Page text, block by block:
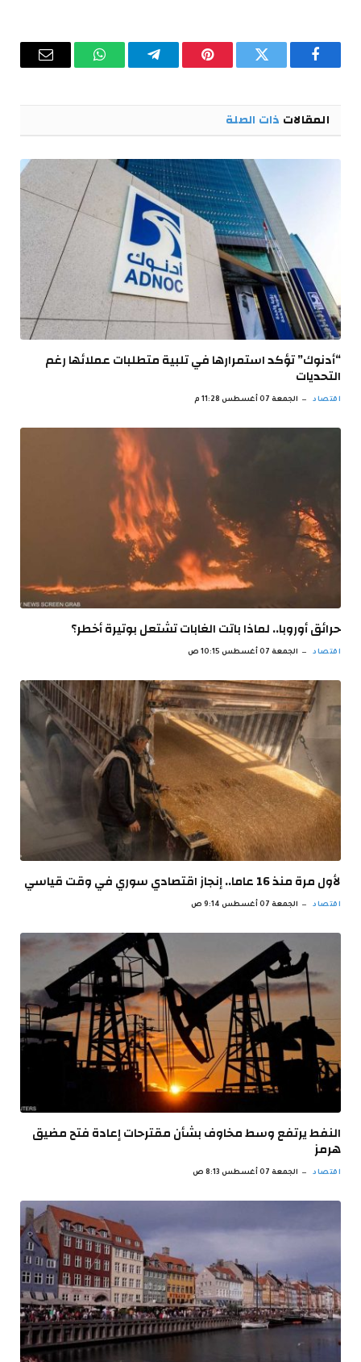
فيسبوك تويتر بينتيريستتيلقرام واتساب البريد
المقالات ذات الصلة
“أدنوك” تؤكد استمرارها في تلبية متطلبات عملائها رغم
التحديات
اقتصاد الجمعة 07 أغسطس 11:28 م
حرائق أوروبا.. لماذا باتت الغابات تشتعل بوتيرة أخطر؟
اقتصاد الجمعة 07 أغسطس 10:15 ص
لأول مرة منذ 16 عاما.. إنجاز اقتصادي سوري في وقت قياسي
اقتصاد الجمعة 07 أغسطس 9:14 ص
النفط يرتفع وسط مخاوف بشأن مقترحات إعادة فتح مضيق
هرمز
اقتصاد الجمعة 07 أغسطس 8:13 ص